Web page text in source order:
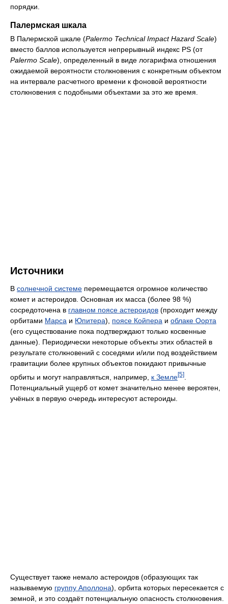
порядки.
Палермская шкала
В Палермской шкале (Palermo Technical Impact Hazard Scale)
вместо баллов используется непрерывный индекс PS (от
Palermo Scale), определенный в виде логарифма отношения
ожидаемой вероятности столкновения с конкретным объектом
на интервале расчетного времени к фоновой вероятности
столкновения с подобными объектами за это же время.
Источники
В солнечной системе перемещается огромное количество
комет и астероидов. Основная их масса (более 98 %)
сосредоточена в главном поясе астероидов (проходит между
орбитами Марса и Юпитера), поясе Койпера и облаке Оорта
(его существование пока подтверждают только косвенные
данные). Периодически некоторые объекты этих областей в
результате столкновений с соседями и/или под воздействием
гравитации более крупных объектов покидают привычные
орбиты и могут направляться, например, к Земле[5]
Потенциальный ущерб от комет значительно менее вероятен,
учёных в первую очередь интересуют астероиды.
Существует также немало астероидов (образующих так
называемую группу Аполлона), орбита которых пересекается с
земной, и это создаёт потенциальную опасность столкновения.